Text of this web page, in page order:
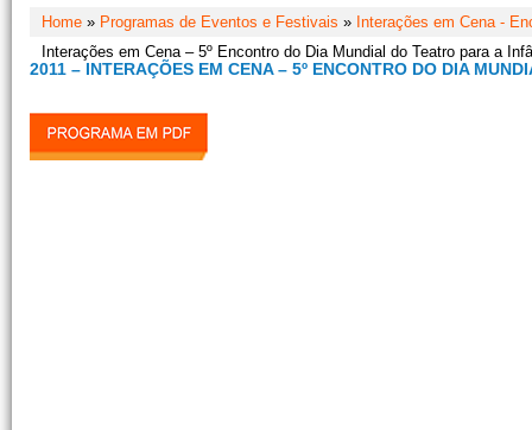
Home » Programas de Eventos e Festivais » Interações em Cena -
Interações em Cena – 5º Encontro do Dia Mundial do Teatro para a
2011 – INTERAÇÕES EM CENA – 5º ENCONTRO DO DIA